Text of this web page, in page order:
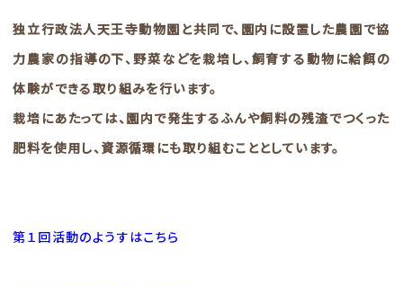
独立行政法人天王寺動物園と共同で、園内に設置した農園で協
力農家の指導の下、野菜などを栽培し、飼育する動物に給餌の
体験ができる取り組みを行います。
栽培にあたっては、園内で発生するふんや飼料の残渣でつくった
肥料を使用し、資源循環にも取り組むこととしています。
第１回活動のようすはこちら